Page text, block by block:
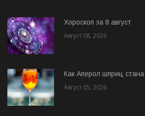
Хороскоп за 8 август
Август 08, 2026
Как Аперол шприц
Август 05, 2026